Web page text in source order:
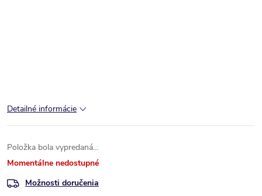
Detailné informácie
Položka bola vypredaná…
Momentálne nedostupné
Možnosti doručenia